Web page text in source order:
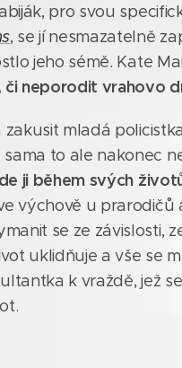
pro svou
, se jí nesmazatelně
jeho sémě. Kate
či neporodit vrahovo
zakusit mladá
to ale nakonec
ji během svých
výchově u prarodičů
se ze závislosti,
uklidňuje a vše se
k vraždě, jež